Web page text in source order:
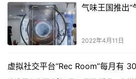
气味王国推出“
2022年4月11日
虚拟社交平台“Rec Room”每月有